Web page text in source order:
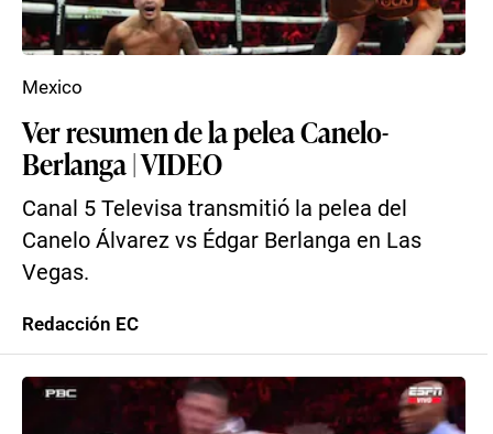
Ver resumen de la pelea Canelo-
Berlanga | VIDEO
Canal 5 Televisa transmitió la pelea del
Canelo Álvarez vs Édgar Berlanga en Las
Vegas.
Mexico
Redacción EC